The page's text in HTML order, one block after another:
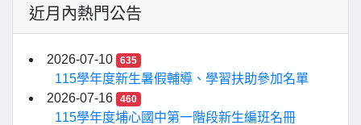
近月內熱門公告
2026-07-10 635
115學年度新生暑假輔導、學習扶助參加名單
2026-07-16
460
115學年度埔心國中第一階段新生編班名冊